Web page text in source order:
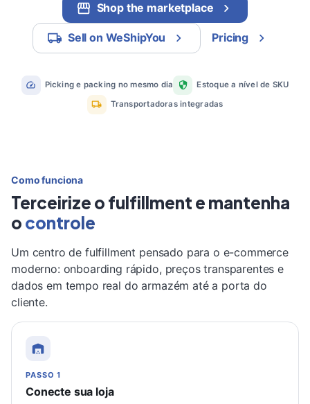
Shop the marketplace
Sell on WeShipYou Pricing
Picking e packing no mesmo dia
Estoque a nível de SKU
Transportadoras integradas
Como funciona
Terceirize o fulfillment e mantenha
o controle
Um centro de fulfillment pensado para o e-commerce
moderno: onboarding rápido, preços transparentes e
dados em tempo real do armazém até a porta do
cliente.
PASSO 1
Conecte sua loja